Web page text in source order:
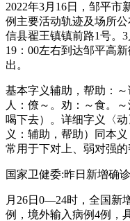
2022年3月16日，邹平市
例主要活动轨迹及场所
信县翟王镇镇前路1号。
19：00左右到达邹平高
出。
基本字义辅助，帮助：
人：僚～。劝：～食。
喝下去）。详细字义〈
义：辅助，帮助）同本
常用于下对上、弱对强的
国家卫健委:昨日新增确
月26日0—24时，全国新
例，境外输入病例4例，